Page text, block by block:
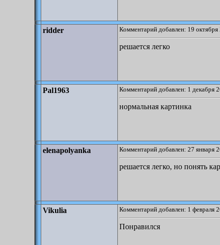
ridder Комментарий добавлен: 19
решается легко
Pal1963 Комментарий добавлен: 1 декабря
нормальная картинка
elenapolyanka Комментарий добавлен: 27 января
решается легко, но понять
Vikulia Комментарий добавлен: 1 февраля
Понравился